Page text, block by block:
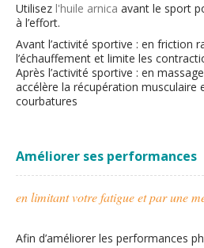
Utilisez l'huile arnica avant le sport
à l’effort.
Avant l’activité sportive : en friction
l’échauffement et limite les
Après l’activité sportive : en
accélère la récupération musculaire
courbatures
Améliorer ses performances
en limitant votre fatigue et par une
Afin d’améliorer les performances